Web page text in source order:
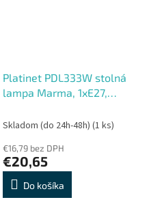
Platinet PDL333W stolná
lampa Marma, 1xE27,
Skladom (do 24h-48h) (1 ks)
€16,79 bez DPH
€20,65
Do košíka